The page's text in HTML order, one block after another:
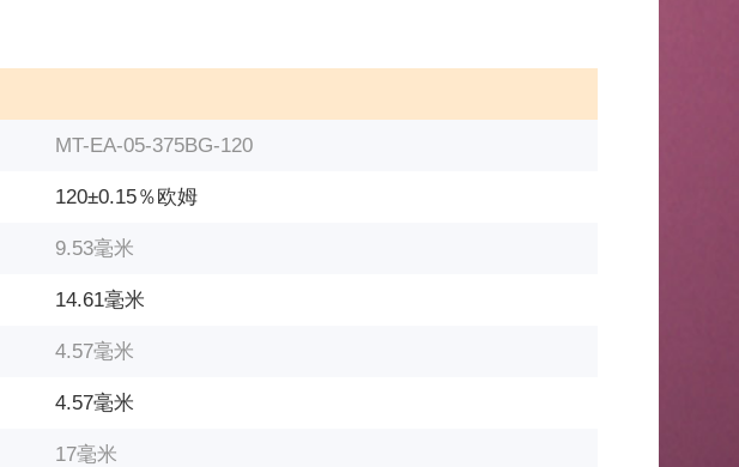
MT-EA-05-375BG-120
120±0.15％欧姆
9.53毫米
14.61毫米
4.57毫米
4.57毫米
17毫米